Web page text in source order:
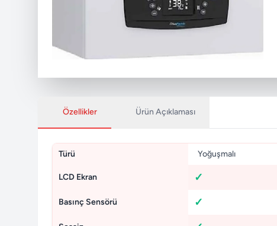
Özellikler Ürün Açıklaması
Türü Yoğuşmalı
LCD Ekran
Basınç Sensörü